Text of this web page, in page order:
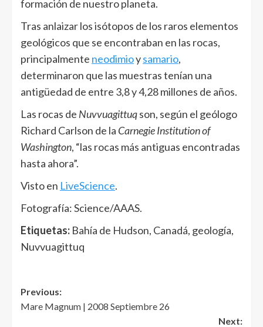
formación de nuestro planeta.
Tras anlaizar los isótopos de los raros elementos
geológicos que se encontraban en las rocas,
principalmente neodimioysamario,
determinaron que las muestras tenían una
antigüedad de entre 3,8 y 4,28 millones de años.
Las rocas de Nuvvuagittuqson, según el geólogo
Richard Carlson de la Carnegie Institution of
Washington, “las rocas más antiguas encontradas
hasta ahora”.
Visto en LiveScience.
Fotografía: Science/AAAS.
Etiquetas: Bahía de Hudson, Canadá, geología,
Nuvvuagittuq
Post
navigation
Previous:
Mare Magnum | 2008 Septiembre 26
Next: